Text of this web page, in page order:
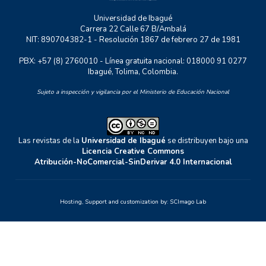
Universidad de Ibagué
Carrera 22 Calle 67 B/Ambalá
NIT: 890704382-1 - Resolución 1867 de febrero 27 de 1981
PBX: +57 (8) 2760010 - Línea gratuita nacional: 018000 91 0277
Ibagué, Tolima, Colombia.
Sujeto a inspección y vigilancia por el Ministerio de Educación Nacional
Las revistas de la Universidad de Ibagué se distribuyen bajo una
Licencia Creative Commons
Atribución-NoComercial-SinDerivar 4.0 Internacional
Hosting, Support and customization by: SCImago Lab